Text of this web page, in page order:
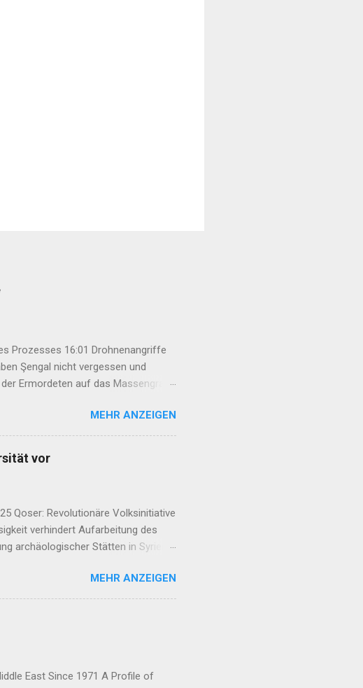
Prozesses 16:01 Drohnenangriffe
Şengal nicht vergessen und
Ermordeten auf das Massengrab
Rahmengesetz darf nicht nur das
medizinische Behandlung
13:09 „Çira Report“ disku...
MEHR ANZEIGEN
vor
Qoser: Revolutionäre Volksinitiative
verhindert Aufarbeitung des
archäologischer Stätten in Syrien
braucht Frauen-
Kriegsverbrechen Irans
an den Ezid:innen ...
MEHR ANZEIGEN
East Since 1971 A Profile of